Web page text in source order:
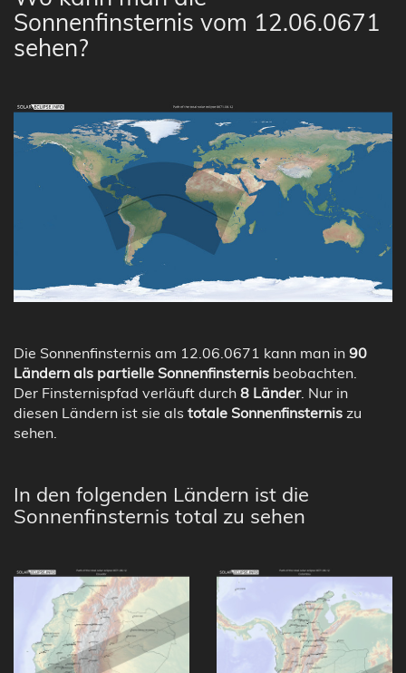
Sonnenfinsternis vom 12.06.0671
sehen?
Die Sonnenfinsternis am 12.06.0671 kann man in 90
Ländern als partielle Sonnenfinsternis beobachten.
Der Finsternispfad verläuft durch 8 Länder. Nur in
diesen Ländern ist sie als totale Sonnenfinsternis zu
sehen.
In den folgenden Ländern ist die
Sonnenfinsternis total zu sehen